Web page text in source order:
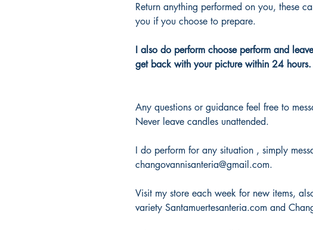
Return anything performed on you, these
you if you choose to prepare.
I also do perform choose perform and
get back with your picture within 24 hours.
Any questions or guidance feel free to
Never leave candles unattended.
I do perform for any situation , simply
changovannisanteria@gmail.com.
Visit my store each week for new items,
variety Santamuertesanteria.com and